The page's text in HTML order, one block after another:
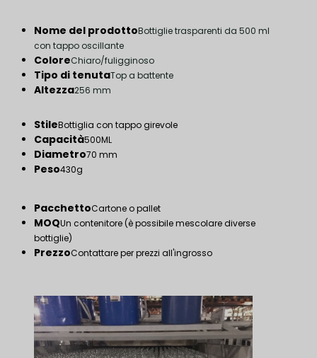
Nome del prodottoBottiglie trasparenti da 500 ml
con tappo oscillante
ColoreChiaro/fuligginoso
Tipo di tenutaTop a battente
Altezza256 mm
StileBottiglia con tappo girevole
Capacità500ML
Diametro70 mm
Peso430g
PacchettoCartone o pallet
MOQUn contenitore (è possibile mescolare diverse
bottiglie)
PrezzoContattare per prezzi all'ingrosso